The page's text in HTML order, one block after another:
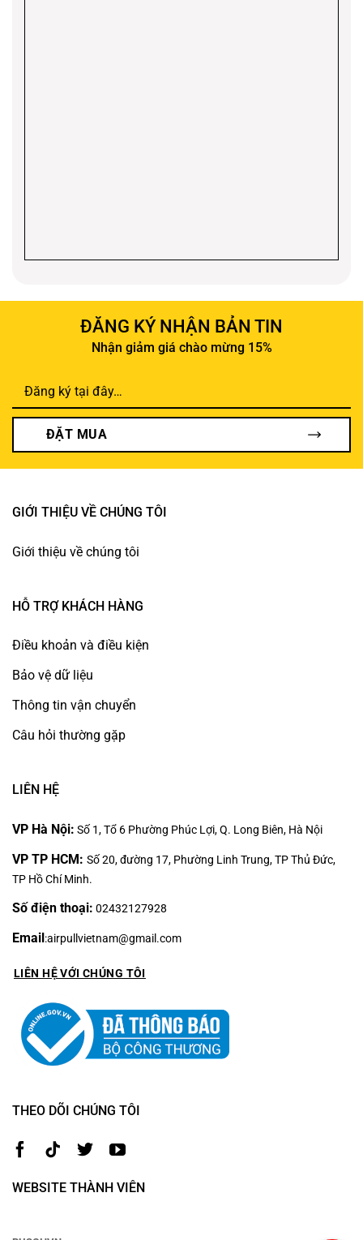
ĐĂNG KÝ NHẬN BẢN TIN
Nhận giảm giá chào mừng 15%
ĐẶT MUA
GIỚI THIỆU VỀ CHÚNG TÔI
Giới thiệu về chúng tôi
HỖ TRỢ KHÁCH HÀNG
Điều khoản và điều kiện
Bảo vệ dữ liệu
Thông tin vận chuyển
Câu hỏi thường gặp
LIÊN HỆ
VP Hà Nội: Số 1, Tổ 6 Phường Phúc Lợi, Q. Long Biên, Hà Nội
VP TP HCM: Số 20, đường 17, Phường Linh Trung, TP Thủ Đức,
TP Hồ Chí Minh.
Số điện thoại: 02432127928
Email:airpullvietnam@gmail.com
LIÊN HỆ VỚI CHÚNG TÔI
THEO DÕI CHÚNG TÔI
WEBSITE THÀNH VIÊN